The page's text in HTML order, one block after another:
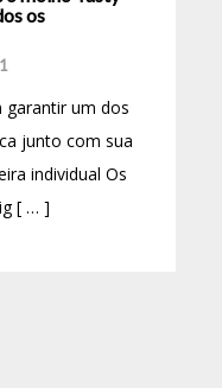
os
garantir um dos
junto com sua
individual Os
[ … ]